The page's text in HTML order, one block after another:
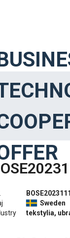
Sweden
tekstylia,